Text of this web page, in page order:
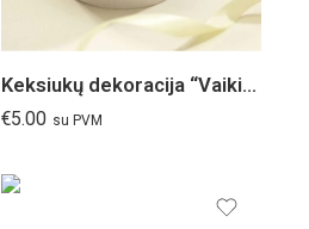
Keksiukų dekoracija “Vaikiški žaislai”
€5.00 su PVM